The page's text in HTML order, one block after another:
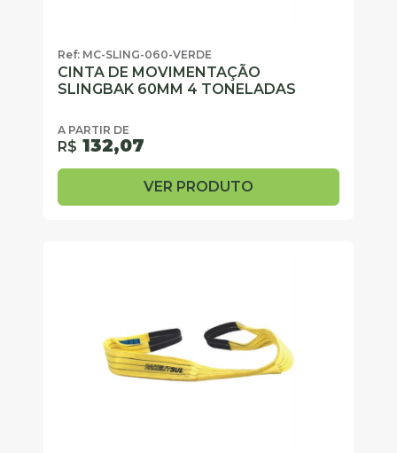
Ref: MC-SLING-060-VERDE
CINTA DE MOVIMENTAÇÃO
SLINGBAK 60MM 4 TONELADAS
A PARTIR DE
R$ 132,07
VER PRODUTO